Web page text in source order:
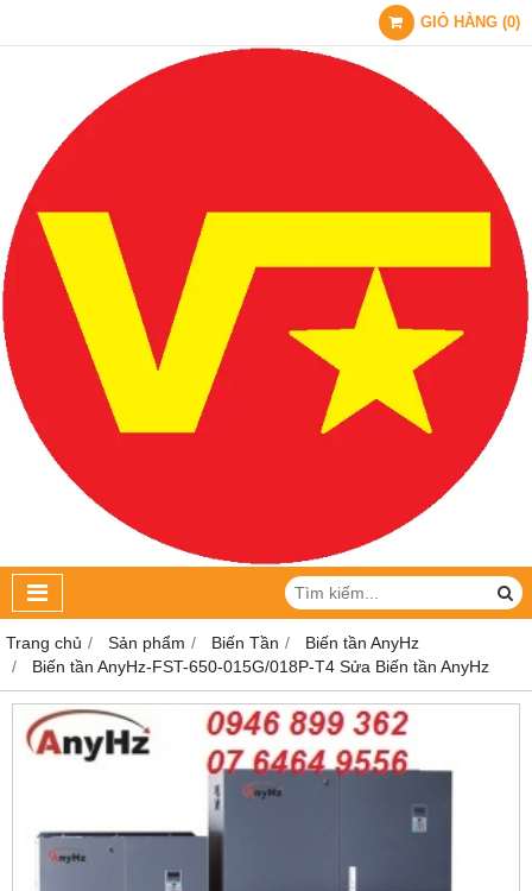
GIỎ HÀNG (0)
Trang chủ Sản phẩm Biến Tần
Biến tần AnyHz
Biến tần AnyHz-FST-650-015G/018P-T4 Sửa Biến tần AnyHz